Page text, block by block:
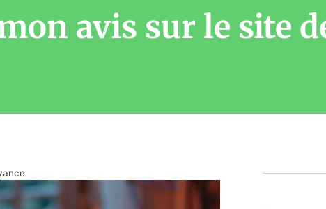
avis sur le site